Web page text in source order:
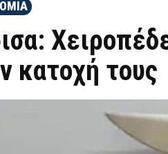
κατοχή τους